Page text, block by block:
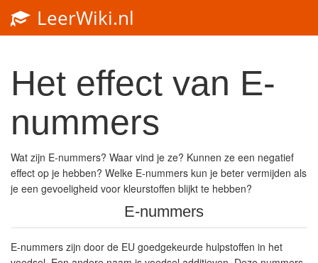
LeerWiki.nl
Het effect van E-
nummers
Wat zijn E-nummers? Waar vind je ze? Kunnen ze een negatief
effect op je hebben? Welke E-nummers kun je beter vermijden als
je een gevoeligheid voor kleurstoffen blijkt te hebben?
E-nummers
E-nummers zijn door de EU goedgekeurde hulpstoffen in het